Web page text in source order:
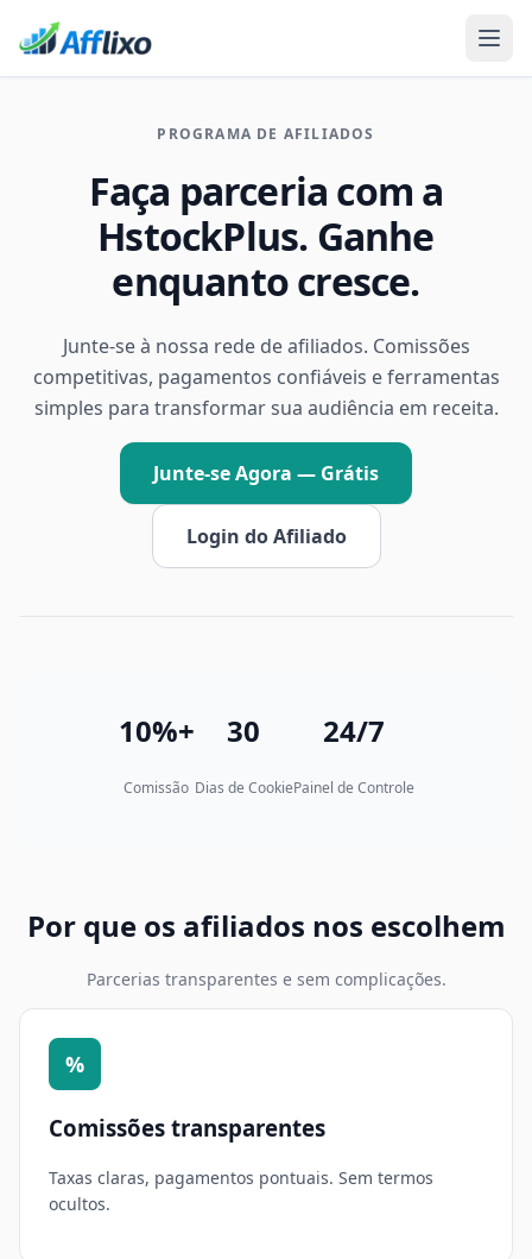
PROGRAMA DE AFILIADOS
Faça parceria com a
HstockPlus. Ganhe
enquanto cresce.
Junte-se à nossa rede de afiliados. Comissões
competitivas, pagamentos confiáveis e ferramentas
simples para transformar sua audiência em receita.
Junte-se Agora — Grátis
Login do Afiliado
10%+
Comissão
30
Dias de Cookie
24/7
Painel de Controle
Por que os afiliados nos escolhem
Parcerias transparentes e sem complicações.
%
Comissões transparentes
Taxas claras, pagamentos pontuais. Sem termos
ocultos.